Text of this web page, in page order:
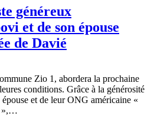
généreux
et de son épouse
de Davié
Zio 1, abordera la prochaine
conditions. Grâce à la générosité
et de leur ONG américaine «
»,…